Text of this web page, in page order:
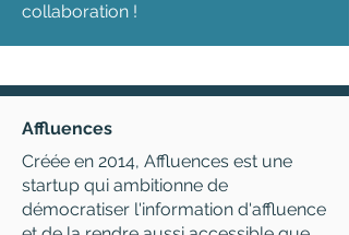
collaboration !
Affluences
Créée en 2014, Affluences est une
startup qui ambitionne de
démocratiser l'information d'affluence